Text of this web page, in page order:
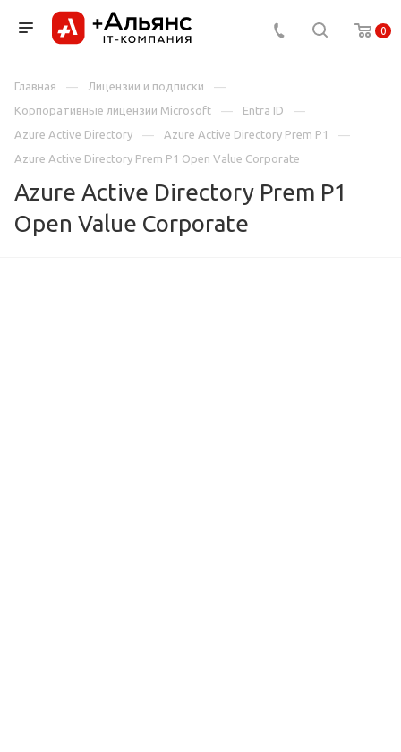
0
Главная
Лицензии и подписки
Корпоративные лицензии Microsoft
Entra ID
Azure Active Directory
Azure Active Directory Prem P1
Azure Active Directory Prem P1 Open Value Corporate
Azure Active Directory Prem P1
Open Value Corporate